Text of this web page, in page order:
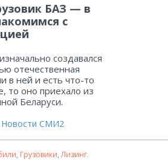
БАЗ — в
с
создавался
отечественная
в ней и есть что-то
то оно приехало из
Беларуси.
Новости СМИ2
, Грузовики,Лизинг.